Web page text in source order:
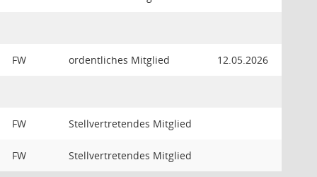
FW ordentliches Mitglied 12.05.2026
FW Stellvertretendes Mitglied
FW Stellvertretendes Mitglied